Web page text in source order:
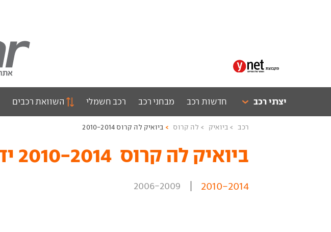
יצרני רכב חדשות רכב מבחני רכב רכב חשמלי השוואת רכבים
רכב ביואיק לה קרוס ביואיק לה קרוס 2010-2014
ביואיק לה קרוס ‏ 2010-2014 יד שניה
2010-2014
2006-2009